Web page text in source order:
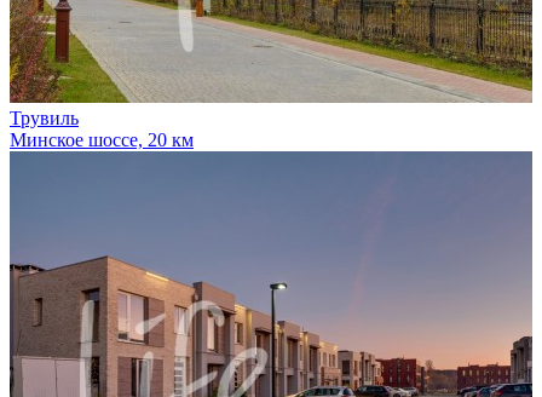
Трувиль
Минское шоссе, 20 км